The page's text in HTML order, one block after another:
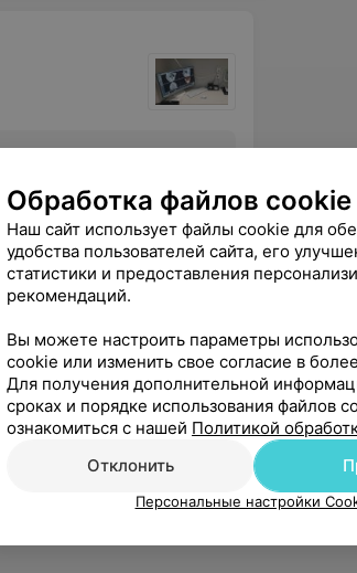
демократичные цены. Индивидуальный подход к каждому клиенту. Всем рекомендую. Еще
Обработка файлов cookie
Наш сайт использует файлы cookie для
удобства пользователей сайта, его
статистики и предоставления
рекомендаций.
Вы можете настроить параметры
cookie или изменить свое согласие в
Для получения дополнительной
сроках и порядке использования файлов
ознакомиться с нашей Политикой
Отклонить
Персональные настройки